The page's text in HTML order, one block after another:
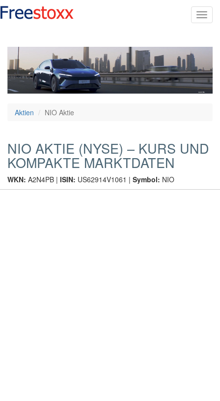
Aktien NIO Aktie
NIO AKTIE (NYSE) – KURS UND
KOMPAKTE MARKTDATEN
WKN: A2N4PB | ISIN: US62914V1061 | Symbol: NIO